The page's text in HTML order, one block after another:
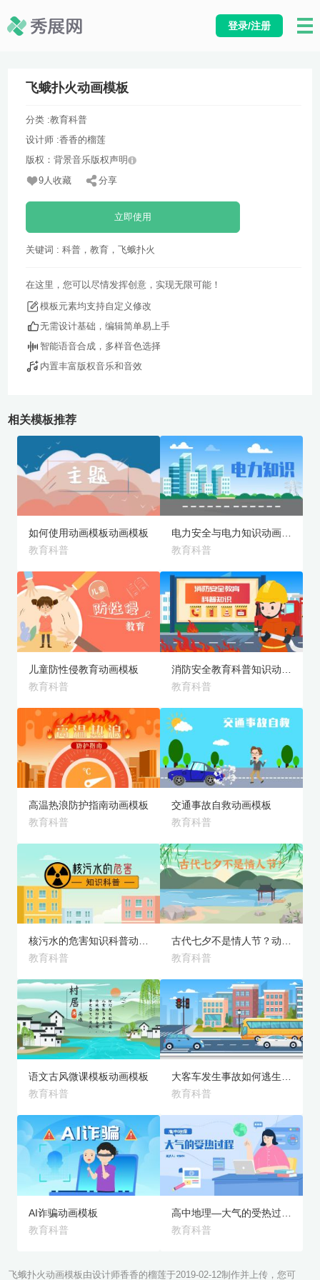
登录/注册
飞蛾扑火动画模板
分类 :教育科普
设计师 :香香的榴莲
版权：背景音乐版权声明
9人收藏
分享
立即使用
关键词 : 科普，教育，飞蛾扑火
在这里，您可以尽情发挥创意，实现无限可能！
模板元素均支持自定义修改
无需设计基础，编辑简单易上手
智能语音合成，多样音色选择
内置丰富版权音乐和音效
相关模板推荐
免费版
预览
如何使用动画模板动画模板
教育科普
高级版
预览
电力安全与电力知识动画模板
教育科普
旗舰版
预览
儿童防性侵教育动画模板
教育科普
旗舰版
预览
教育科普
旗舰版
预览
高温热浪防护指南动画模板
教育科普
旗舰版
预览
交通事故自救动画模板
教育科普
旗舰版
预览
教育科普
旗舰版
预览
教育科普
旗舰版
预览
语文古风微课模板动画模板
教育科普
旗舰版
预览
大客车发生事故如何逃生动画模板
教育科普
旗舰版
预览
AI诈骗动画模板
教育科普
旗舰版
教育科普
飞蛾扑火动画模板由设计师香香的榴莲于2019-02-12制作并上传，您可